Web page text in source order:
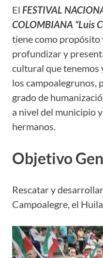
El FESTIVAL
COLOMBIANA “Luis
tiene como
profundizar y
cultural que tenemos
los campoalegrunos,
grado de
a nivel del municipio
hermanos.
Objetivo
Rescatar y
Campoalegre, el